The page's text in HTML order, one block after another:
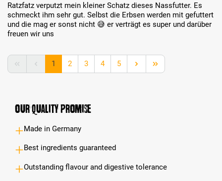
Ratzfatz verputzt mein kleiner Schatz dieses Nassfutter. Es
schmeckt ihm sehr gut. Selbst die Erbsen werden mit gefuttert
und die mag er sonst nicht 😅 er verträgt es super und darüber
freuen wir uns
Page
1 Page
2 Page
3 Page
4 Page
5
Our Quality Promise
Made in Germany
Best ingredients guaranteed
Outstanding flavour and digestive tolerance